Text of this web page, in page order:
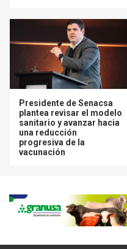
Presidente de Senacsa
plantea revisar el modelo
sanitario y avanzar hacia
una reducción
progresiva de la
vacunación